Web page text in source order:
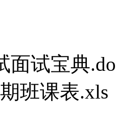
面试宝典
班课表.xls